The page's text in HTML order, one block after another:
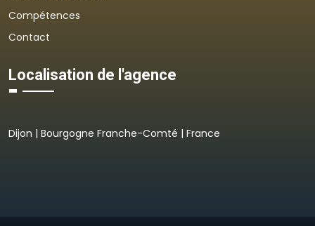
Compétences
Contact
Localisation de l'agence
Dijon | Bourgogne Franche-Comté | France